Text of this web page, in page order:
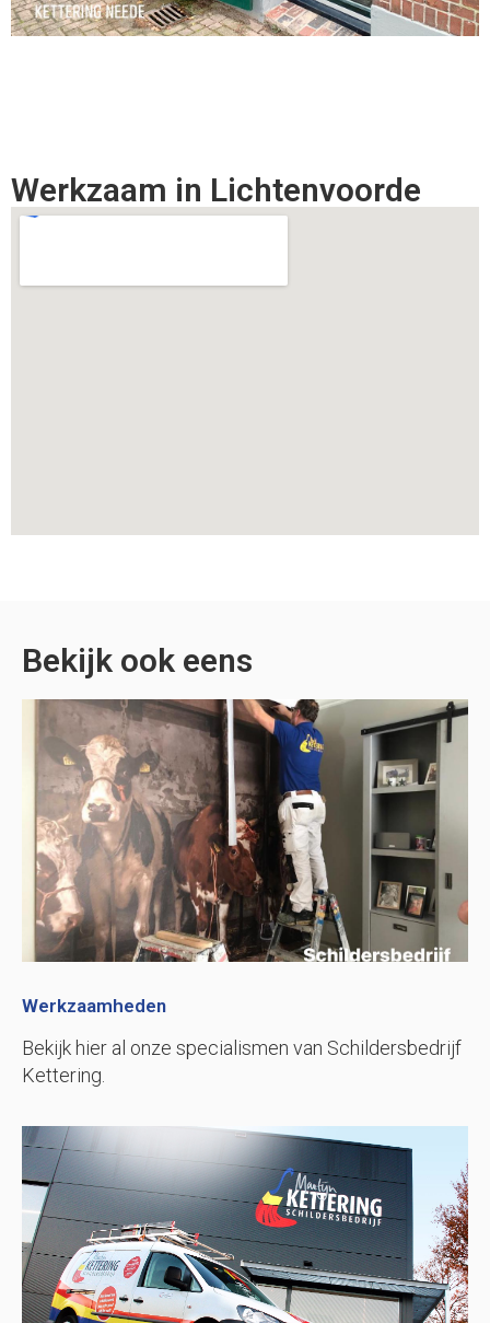
Werkzaam in Lichtenvoorde
Bekijk ook eens
Werkzaamheden
Bekijk hier al onze specialismen van Schildersbedrijf
Kettering.